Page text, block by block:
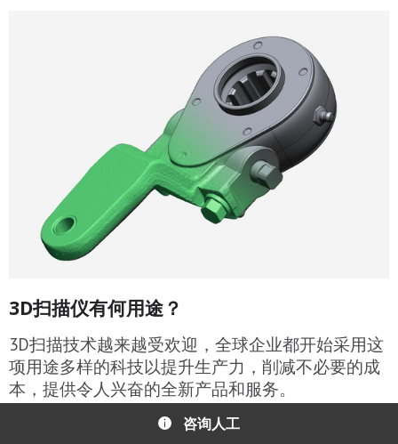
3D扫描仪有何用途？
3D扫描技术越来越受欢迎，全球企业都开始采用这
项用途多样的科技以提升生产力，削减不必要的成
本，提供令人兴奋的全新产品和服务。
咨询人工